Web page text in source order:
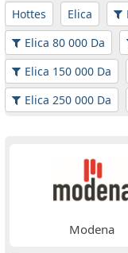
Hottes Elica
Elica 80 000 Da
Elica 150 000 Da
Elica 250 000 Da
Modena